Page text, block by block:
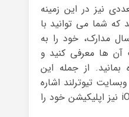
نیز در این زمینه
که شما می توانید با
مدارک، خود را به
آن ها معرفی کنید و
بمانید. از جمله این
تیوترلند اشاره
کرد که برای اندروید و iOS نیز اپلیکیشن خود را